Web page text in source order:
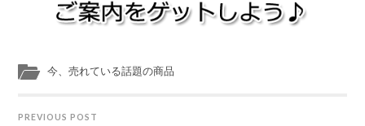
今、売れている話題の商品
PREVIOUS POST